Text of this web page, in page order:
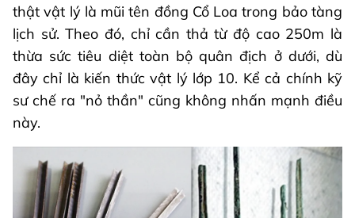
thật vật lý là mũi tên đồng Cổ Loa trong bảo tàng
lịch sử. Theo đó, chỉ cần thả từ độ cao 250m là
thừa sức tiêu diệt toàn bộ quân địch ở dưới, dù
đây chỉ là kiến thức vật lý lớp 10. Kể cả chính kỹ
sư chế ra "nỏ thần" cũng không nhấn mạnh điều
này.